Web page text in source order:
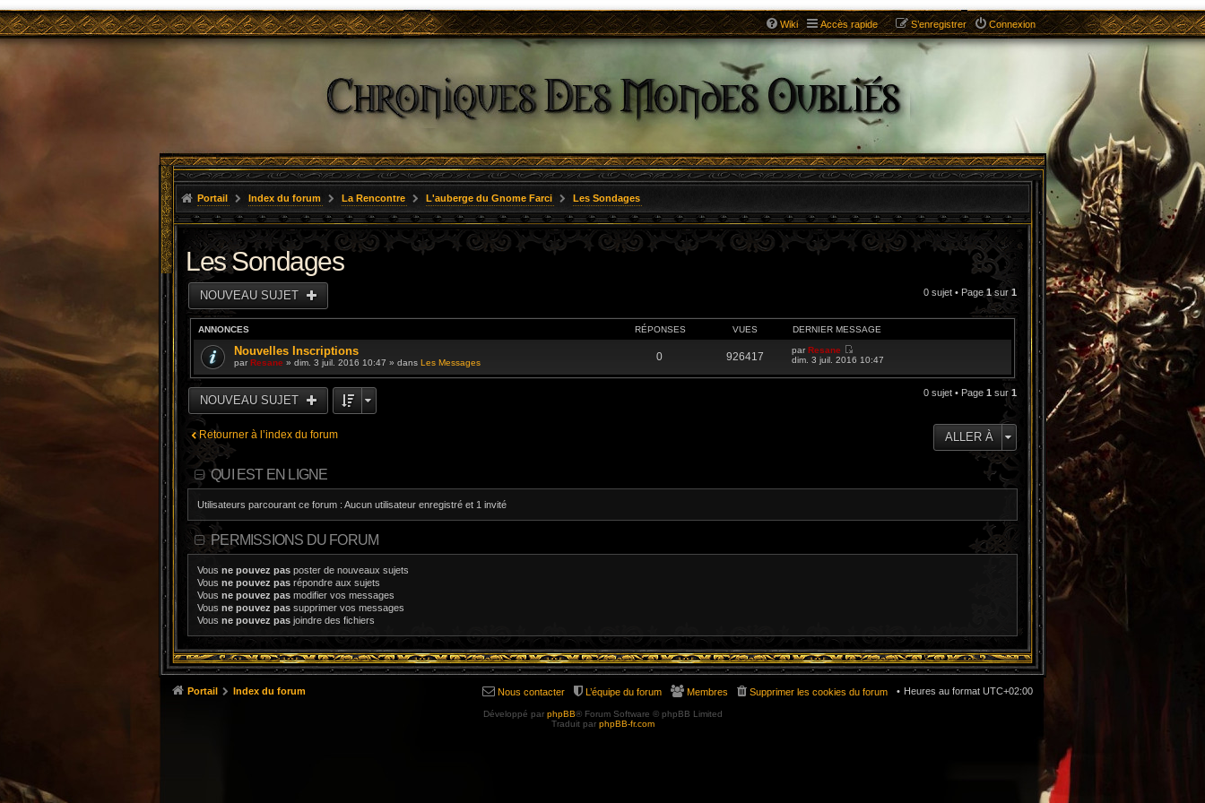
Wiki Accès rapide Connexion
S’enregistrer
Portail Index du forum La Rencontre L'auberge du Gnome Farci Les Sondages
Les Sondages
NOUVEAU SUJET 0 sujet • Page 1sur 1
ANNONCES RÉPONSES VUES DERNIER MESSAGE
Nouvelles Inscriptions
parResane » dim. 3 juil. 2016 10:47 » dans Les Messages 0 926417
parResane
V
i
dim. 3 juil. 2016 10:47
NOUVEAU SUJET
0 sujet • Page 1 sur 1
Retourner à l’index du forum ALLER À
QUI EST EN LIGNE
Utilisateurs parcourant ce forum : Aucun utilisateur enregistré et 1 invité
PERMISSIONS DU FORUM
Vous ne pouvez pas poster de nouveaux sujets
Vous ne pouvez pas répondre aux sujets
Vous ne pouvez pas modifier vos messages
Vous ne pouvez pas supprimer vos messages
Vous ne pouvez pas joindre des fichiers
Portail Index du forum Heures au format UTC+02:00
Supprimer les cookies du forum
Membres
L’équipe du forum
Nous contacter
Développé par phpBB® Forum Software © phpBB Limited
Traduit par phpBB-fr.com